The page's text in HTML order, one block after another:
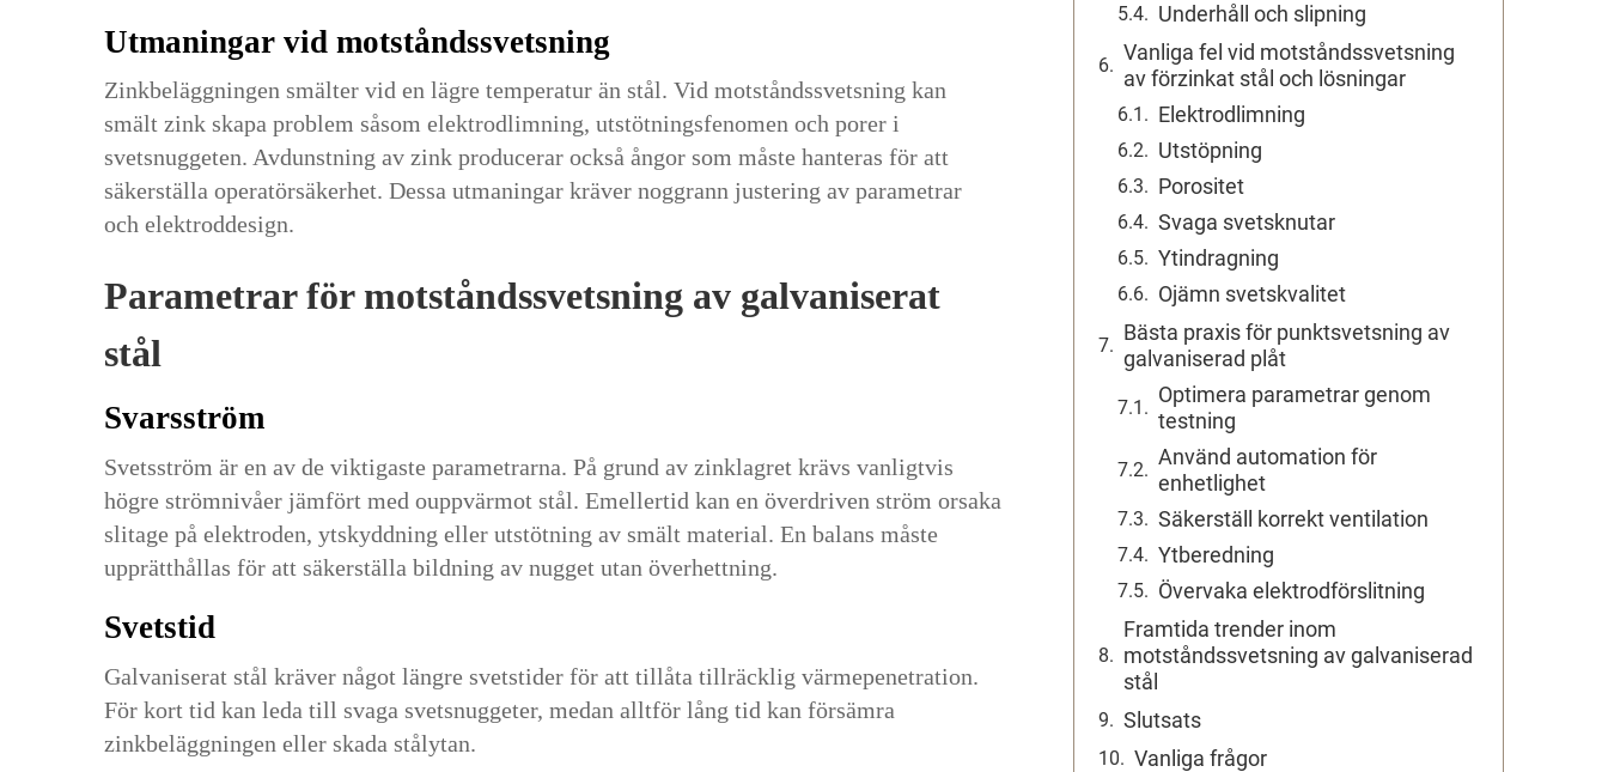
Utmaningar vid motståndssvetsning
Zinkbeläggningen smälter vid en lägre temperatur än stål. Vid motståndssvetsning kan
smält zink skapa problem såsom elektrodlimning, utstötningsfenomen och porer i
svetsnuggeten. Avdunstning av zink producerar också ångor som måste hanteras för att
säkerställa operatörsäkerhet. Dessa utmaningar kräver noggrann justering av parametrar
och elektroddesign.
Parametrar för motståndssvetsning av galvaniserat
stål
Svarsström
Svetsström är en av de viktigaste parametrarna. På grund av zinklagret krävs vanligtvis
högre strömnivåer jämfört med ouppvärmot stål. Emellertid kan en överdriven ström orsaka
slitage på elektroden, ytskyddning eller utstötning av smält material. En balans måste
upprätthållas för att säkerställa bildning av nugget utan överhettning.
Svetstid
Galvaniserat stål kräver något längre svetstider för att tillåta tillräcklig värmepenetration.
För kort tid kan leda till svaga svetsnuggeter, medan alltför lång tid kan försämra
zinkbeläggningen eller skada stålytan.
Underhåll och slipning
Vanliga fel vid motståndssvetsning
av förzinkat stål och lösningar
Elektrodlimning
Utstöpning
Porositet
Svaga svetsknutar
Ytindragning
Ojämn svetskvalitet
Bästa praxis för punktsvetsning av
galvaniserad plåt
Optimera parametrar genom
testning
Använd automation för
enhetlighet
Säkerställ korrekt ventilation
Ytberedning
Övervaka elektrodförslitning
Framtida trender inom
motståndssvetsning av galvaniserad
stål
Slutsats
Vanliga frågor